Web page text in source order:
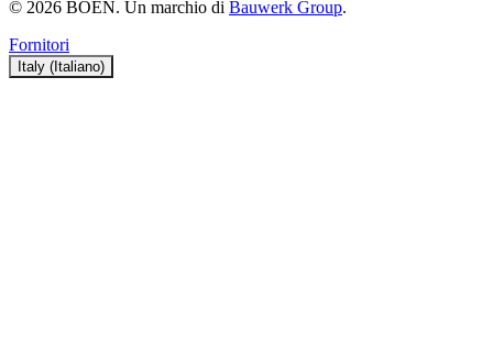
© 2026 BOEN. Un marchio di Bauwerk Group.
Fornitori
Italy (Italiano)